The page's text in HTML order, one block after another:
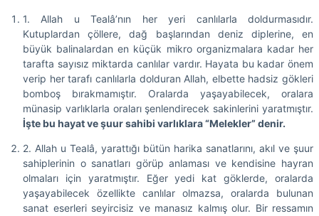
1. Allah u Tealâ’nın her yeri canlılarla doldurmasıdır.
Kutuplardan çöllere, dağ başlarından deniz diplerine, en
büyük balinalardan en küçük mikro organizmalara kadar her
tarafta sayısız miktarda canlılar vardır. Hayata bu kadar önem
verip her tarafı canlılarla dolduran Allah, elbette hadsiz gökleri
bomboş bırakmamıştır. Oralarda yaşayabilecek, oralara
münasip varlıklarla oraları şenlendirecek sakinlerini yaratmıştır.
İşte bu hayat ve şuur sahibi varlıklara “Melekler” denir.
2. Allah u Tealâ, yarattığı bütün harika sanatlarını, akıl ve şuur
sahiplerinin o sanatları görüp anlaması ve kendisine hayran
olmaları için yaratmıştır. Eğer yedi kat göklerde, oralarda
yaşayabilecek özellikte canlılar olmazsa, oralarda bulunan
sanat eserleri seyircisiz ve manasız kalmış olur. Bir ressamın